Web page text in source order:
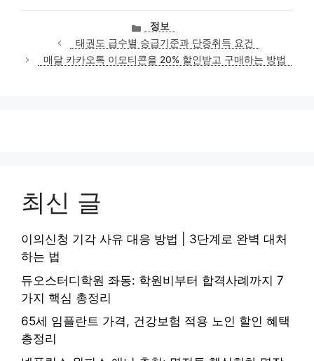
카
테
고
리
정보
태권도 급수별 승급기준과 단증취득 요건
매달 카카오톡 이모티콘을 20% 할인받고 구매하는 방법
최신 글
이의신청 기각 사유 대응 방법 | 3단계로 완벽 대처
하는 법
듀오스터디학원 좌동: 학원비부터 합격사례까지 7
가지 핵심 총정리
65세 임플란트 가격, 건강보험 적용 노인 할인 혜택
총정리